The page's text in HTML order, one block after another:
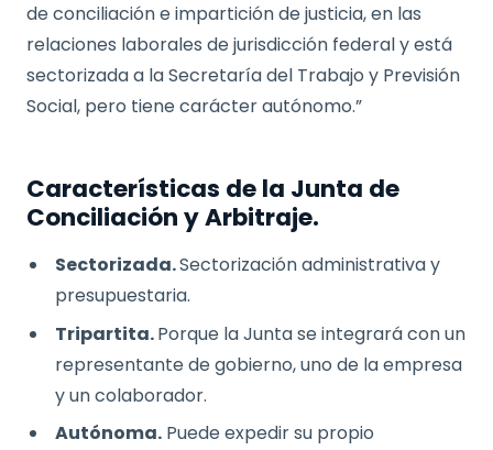
de conciliación e impartición de justicia, en las
relaciones laborales de jurisdicción federal y está
sectorizada a la Secretaría del Trabajo y Previsión
Social, pero tiene carácter autónomo.”
Características de la Junta de
Conciliación y Arbitraje.
Sectorizada.Sectorización administrativa y
presupuestaria.
Tripartita.Porque la Junta se integrará con un
representante de gobierno, uno de la empresa
y un colaborador.
Autónoma.Puede expedir su propio